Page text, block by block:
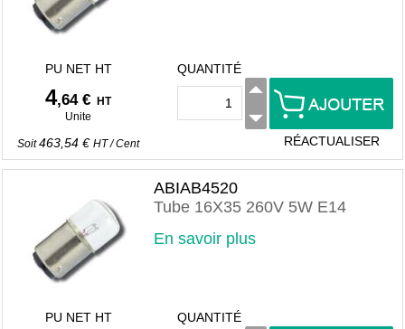
PU NET HT
4,64 €
HT
Unite
Soit463,54 € HT/Cent
QUANTITÉ
RÉACTUALISER
ABIAB4520
Tube 16X35 260V 5W E14
En savoir plus
PU NET HT QUANTITÉ